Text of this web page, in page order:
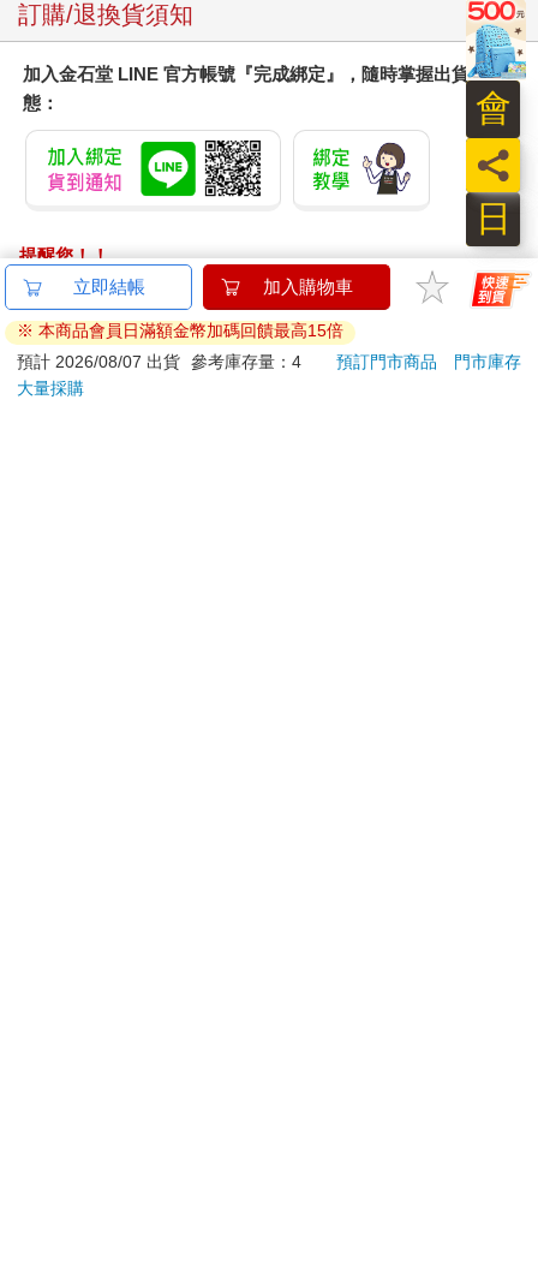
訂購/退換貨須知
加入金石堂 LINE 官方帳號『完成綁定』，隨時掌握出貨動
態：
提醒您！！
金石堂及銀行均不會請您操作ATM! 如接獲電話要求您前往
ATM提款機，請不要聽從指示，以免受騙上當！
退換貨須知：
**提醒您，鑑賞期不等於試用期，退回商品須為全新狀態**
日
員
會